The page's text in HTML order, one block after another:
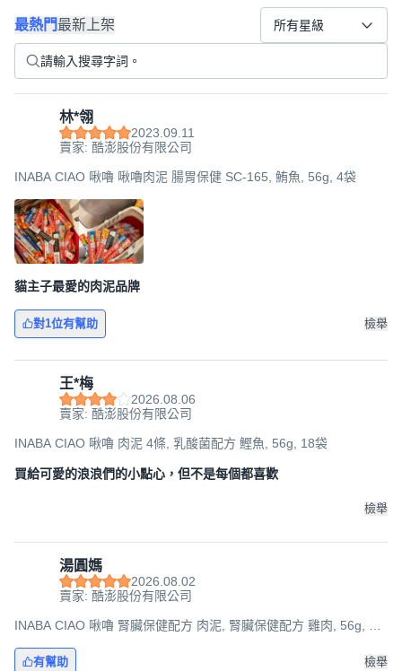
最熱門最新上架 所有星級
林*翎
2023.09.11
賣家: 酷澎股份有限公司
INABA CIAO 啾嚕 啾嚕肉泥 腸胃保健 SC-165, 鮪魚, 56g, 4袋
貓主子最愛的肉泥品牌
對1位有幫助 檢舉
王*梅
2026.08.06
賣家: 酷澎股份有限公司
INABA CIAO 啾嚕 肉泥 4條, 乳酸菌配方 鰹魚, 56g, 18袋
買給可愛的浪浪們的小點心，但不是每個都喜歡
檢舉
湯圓媽
2026.08.02
賣家: 酷澎股份有限公司
INABA CIAO 啾嚕 腎臟保健配方 肉泥, 腎臟保健配方 雞肉, 56g, 12
有幫助 檢舉